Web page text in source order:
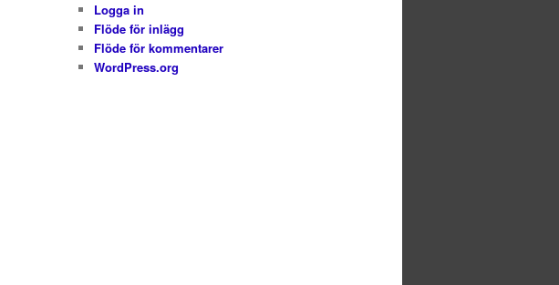
Logga in
Flöde för inlägg
Flöde för kommentarer
WordPress.org